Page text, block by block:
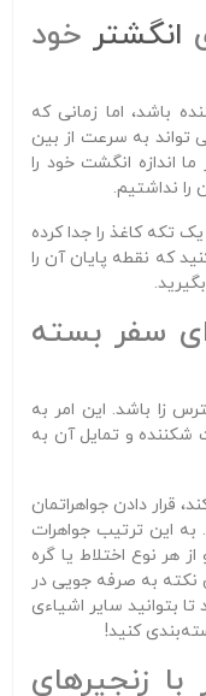
انگشتر خود
باشد، اما زمانی که
تواند به سرعت از بین
اندازه انگشت خود را
نداشتیم.
تکه کاغذ را جدا کرده
که نقطه پایان آن را
سفر بسته
زا باشد. این امر به
شکننده و تمایل آن به
قرار دادن جواهراتمان
این ترتیب جواهرات
نوع اختلاط یا گره
نکته به صرفه جویی در
بتوانید سایر اشیاءی
کنید!
زنجیرهای